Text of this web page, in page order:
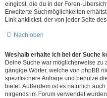
eingibst, die du in der Foren-
Erweiterte Suchmöglichkeiten
Link anklickst, der von jeder Seite
Nach oben
Weshalb erhalte ich bei der Suche
Deine Suche war möglicherweise
gängige Wörter, welche von phpBB
spezifischere Anfrage und benutze
bietet. Außerdem ist es natürlich
nirgends im Forum verwendet